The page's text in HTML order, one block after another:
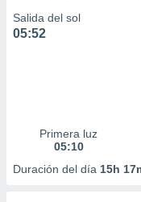
Salida del sol
05:52
Primera luz
05:10
Duración del día 15h